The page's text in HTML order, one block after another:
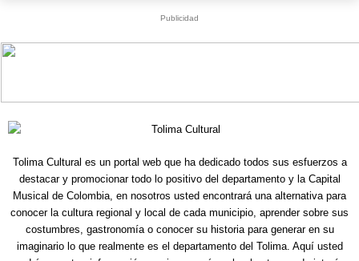
Publicidad
Tolima Cultural es un portal web que ha dedicado todos sus esfuerzos a
destacar y promocionar todo lo positivo del departamento y la Capital
Musical de Colombia, en nosotros usted encontrará una alternativa para
conocer la cultura regional y local de cada municipio, aprender sobre sus
costumbres, gastronomía o conocer su historia para generar en su
imaginario lo que realmente es el departamento del Tolima. Aquí usted